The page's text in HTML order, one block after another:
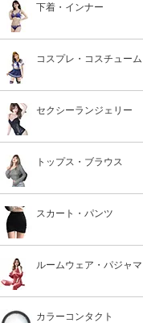
下着・インナー
コスプレ・コスチューム
セクシーランジェリー
トップス・ブラウス
スカート・パンツ
ルームウェア・パジャマ
カラーコンタクト